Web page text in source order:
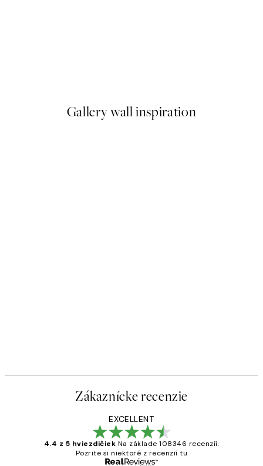
Gallery wall inspiration
Zákaznícke recenzie
EXCELLENT
4.4 z 5 hviezdičiek Na základe 108346 recenzií.
Pozrite si niektoré z recenzií tu